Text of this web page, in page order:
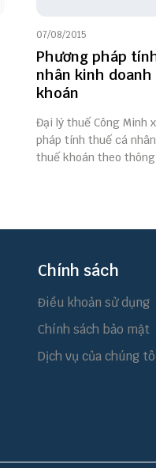
07/08/2015
Phương pháp
nhân kinh
khoán
Đại lý thuế Công Minh
pháp tính thuế cá
thuế khoán theo
Chính sách
Điều khoản sử dụng
Chính sách bảo mật
Dịch vụ của chúng